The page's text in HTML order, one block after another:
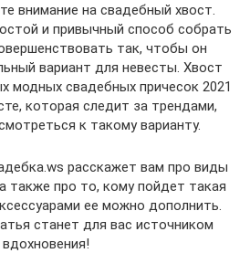
внимание на свадебный хвост.
и привычный способ собрать
так, чтобы он
вариант для невесты. Хвост
модных свадебных причесок 2021
которая следит за трендами,
к такому варианту.
расскажет вам про виды
также про то, кому пойдет такая
ее можно дополнить.
станет для вас источником
вдохновения!